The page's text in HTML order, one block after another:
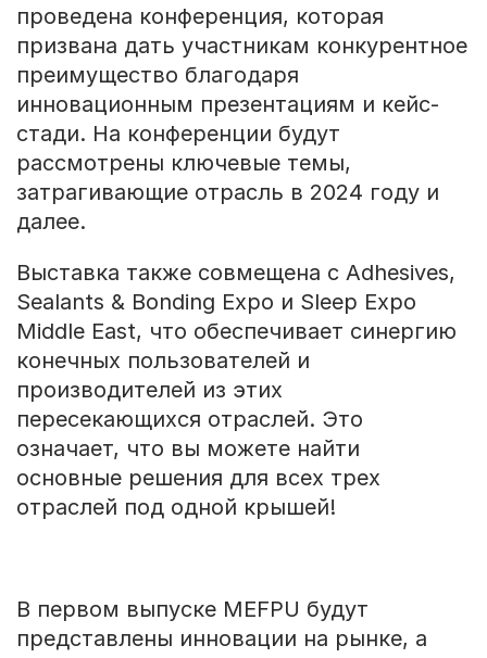
проведена конференция, которая
призвана дать участникам конкурентное
преимущество благодаря
инновационным презентациям и кейс-
стади. На конференции будут
рассмотрены ключевые темы,
затрагивающие отрасль в 2024 году и
далее.
Выставка также совмещена с Adhesives,
Sealants & Bonding Expo и Sleep Expo
Middle East, что обеспечивает синергию
конечных пользователей и
производителей из этих
пересекающихся отраслей. Это
означает, что вы можете найти
основные решения для всех трех
отраслей под одной крышей!
В первом выпуске MEFPU будут
представлены инновации на рынке, а